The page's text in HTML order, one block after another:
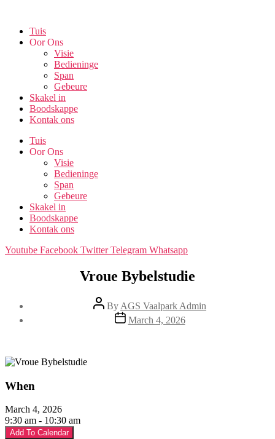
content
Tuis
Oor Ons
Visie
Bedieninge
Span
Gebeure
Skakel in
Boodskappe
Kontak ons
Tuis
Oor Ons
Visie
Bedieninge
Span
Gebeure
Skakel in
Boodskappe
Kontak ons
Youtube Facebook Twitter Telegram Whatsapp
Vroue Bybelstudie
Post
author
By AGS Vaalpark Admin
Post
date
March 4, 2026
When
March 4, 2026
9:30 am - 10:30 am
Add To Calendar